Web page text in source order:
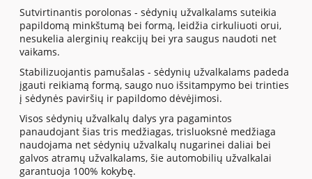
Sutvirtinantis porolonas - sėdynių užvalkalams suteikia
papildomą minkštumą bei formą, leidžia cirkuliuoti orui,
nesukelia alerginių reakcijų bei yra saugus naudoti net
vaikams.
Stabilizuojantis pamušalas - sėdynių užvalkalams padeda
įgauti reikiamą formą, saugo nuo išsitampymo bei trinties
į sėdynės paviršių ir papildomo dėvėjimosi.
Visos sėdynių užvalkalų dalys yra pagamintos
panaudojant šias tris medžiagas, trisluoksnė medžiaga
naudojama net sėdynių užvalkalų nugarinei daliai bei
galvos atramų užvalkalams, šie automobilių užvalkalai
garantuoja 100% kokybę.